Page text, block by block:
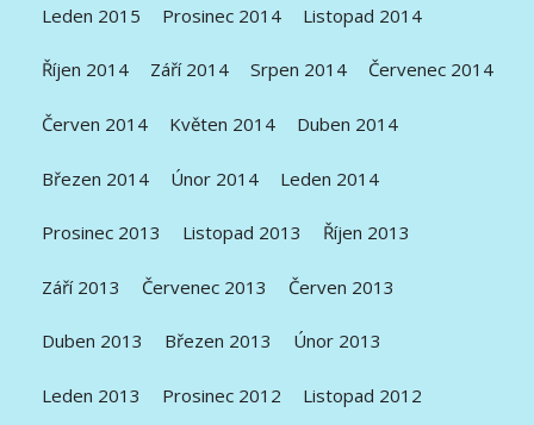
Leden 2015 Prosinec 2014 Listopad 2014
Říjen 2014 Září 2014 Srpen 2014 Červenec 2014
Červen 2014 Květen 2014 Duben 2014
Březen 2014 Únor 2014 Leden 2014
Prosinec 2013 Listopad 2013 Říjen 2013
Září 2013 Červenec 2013 Červen 2013
Duben 2013 Březen 2013 Únor 2013
Leden 2013 Prosinec 2012 Listopad 2012